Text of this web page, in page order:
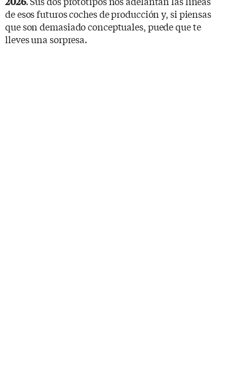
de esos futuros coches de producción y, si piensas
que son demasiado conceptuales, puede que te
lleves una sorpresa.